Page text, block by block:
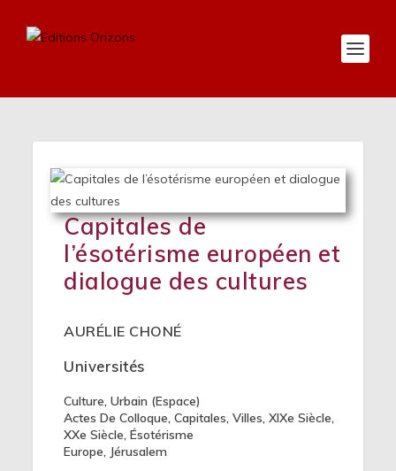
Capitales de
l’ésotérisme européen et
dialogue des cultures
AURÉLIE CHONÉ
Universités
Culture,Urbain (espace)
Actes De Colloque,Capitales,Villes,XIXe Siècle,
XXe Siècle,Ésotérisme
Europe, Jérusalem